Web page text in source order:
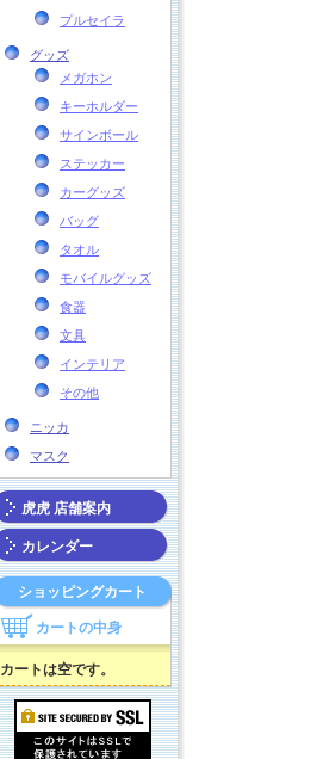
プルセイラ
グッズ
メガホン
キーホルダー
サインボール
ステッカー
カーグッズ
バッグ
タオル
モバイルグッズ
食器
文具
インテリア
その他
ニッカ
マスク
虎虎 店舗案内
カレンダー
ショッピングカート
カートの中身
カートは空です。